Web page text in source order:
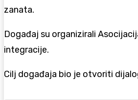
zanata.
Događaj su organizirali
integracije.
Cilj događaja bio je otvoriti